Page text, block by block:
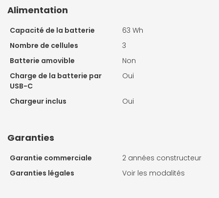
Alimentation
Capacité de la batterie
63 Wh
Nombre de cellules
3
Batterie amovible
Non
Charge de la batterie par
USB-C
Oui
Chargeur inclus Oui
Garanties
Garantie commerciale
2 années constructeur
Garanties légales
Voir les modalités